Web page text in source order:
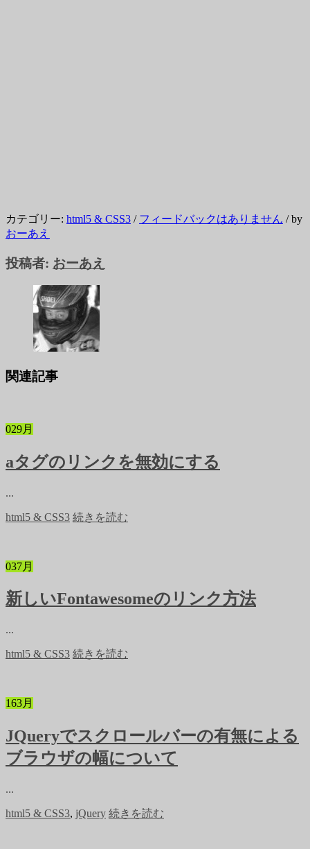
カテゴリー: html5 & CSS3 / フィードバックはありません /by
おーあえ
投稿者: おーあえ
関連記事
029月
aタグのリンクを無効にする
...
html5 & CSS3 続きを読む
037月
新しいFontawesomeのリンク方法
...
html5 & CSS3 続きを読む
163月
JQueryでスクロールバーの有無による
ブラウザの幅について
...
html5 & CSS3, jQuery 続きを読む